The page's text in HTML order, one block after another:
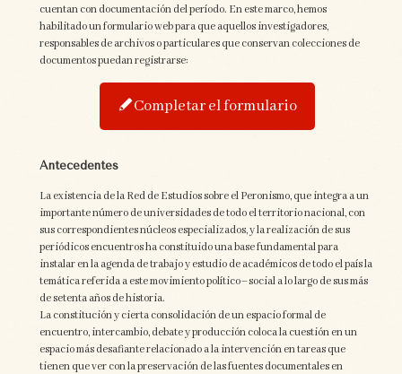
cuentan con documentación del período. En este marco, hemos
habilitado un formulario web para que aquellos investigadores,
responsables de archivos o particulares que conservan colecciones de
documentos puedan registrarse:
Completar el formulario
Antecedentes
La existencia de la Red de Estudios sobre el Peronismo, que integra a un
importante número de universidades de todo el territorio nacional, con
sus correspondientes núcleos especializados, y la realización de sus
periódicos encuentros ha constituido una base fundamental para
instalar en la agenda de trabajo y estudio de académicos de todo el país la
temática referida a este movimiento político–social a lo largo de sus más
de setenta años de historia.
La constitución y cierta consolidación de un espacio formal de
encuentro, intercambio, debate y producción coloca la cuestión en un
espacio más desafiante relacionado a la intervención en tareas que
tienen que ver con la preservación de las fuentes documentales en